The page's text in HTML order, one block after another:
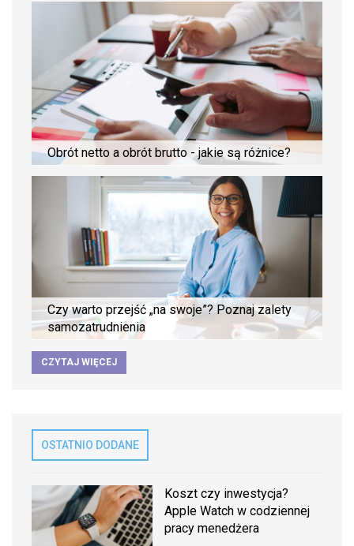
Obrót netto a obrót brutto - jakie są różnice?
Czy warto przejść „na swoje”? Poznaj zalety
samozatrudnienia
CZYTAJ WIĘCEJ
OSTATNIO DODANE
Koszt czy inwestycja?
Apple Watch w codziennej
pracy menedżera